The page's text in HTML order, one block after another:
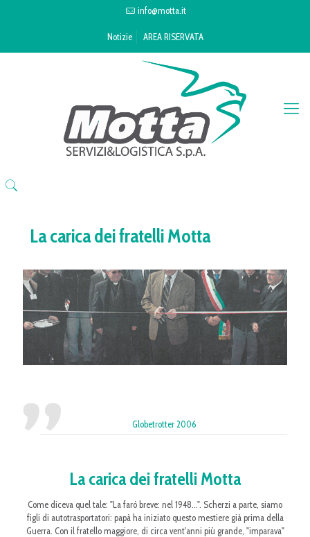
info@motta.it
Notizie AREA RISERVATA
La carica dei fratelli Motta
Globetrotter 2006
La carica dei fratelli Motta
Come diceva quel tale: "La farò breve: nel 1948...". Scherzi a parte, siamo
figli di autotrasportatori: papà ha iniziato questo mestiere già prima della
Guerra. Con il fratello maggiore, di circa vent'anni più grande, "imparava"